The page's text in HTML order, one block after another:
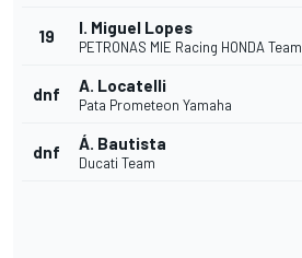
19 I. Miguel Lopes
PETRONAS MIE Racing HONDA Team
dnf A. Locatelli
Pata Prometeon Yamaha
dnf Á. Bautista
Ducati Team